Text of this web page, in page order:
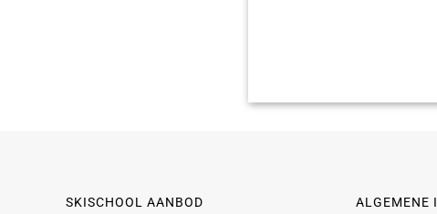
SKISCHOOL AANBOD ALGEMENE